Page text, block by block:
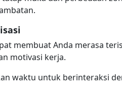
membuat Anda merasa
motivasi kerja.
waktu untuk berinteraksi